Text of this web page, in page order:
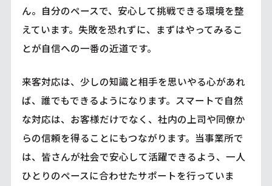
ん。自分のペースで、安心して挑戦できる環境を整
えています。失敗を恐れずに、まずはやってみるこ
とが自信への一番の近道です。
来客対応は、少しの知識と相手を思いやる心があれ
ば、誰でもできるようになります。スマートで自然
な対応は、お客様だけでなく、社内の上司や同僚か
らの信頼を得ることにもつながります。当事業所で
は、皆さんが社会で安心して活躍できるよう、一人
ひとりのペースに合わせたサポートを行っていま